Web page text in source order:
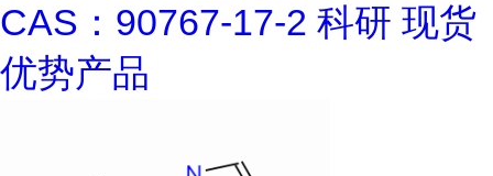
CAS：90767-17-2 科研 现货
优势产品